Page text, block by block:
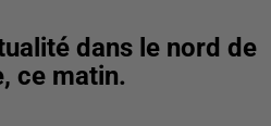
dans le nord de
ce matin.